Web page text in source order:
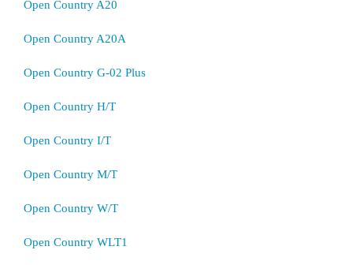
Open Country A20
Open Country A20A
Open Country G-02 Plus
Open Country H/T
Open Country I/T
Open Country M/T
Open Country W/T
Open Country WLT1